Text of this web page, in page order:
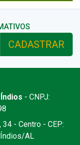
CADASTRAR
- CNPJ:
34 - Centro - CEP:
AL